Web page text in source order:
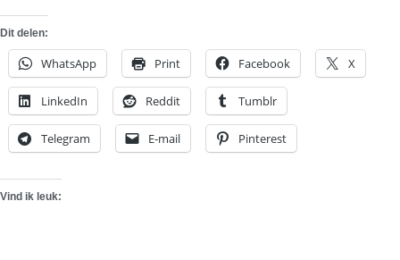
Dit delen:
WhatsApp Print Facebook X
LinkedIn Reddit Tumblr
Telegram E-mail Pinterest
Vind ik leuk: